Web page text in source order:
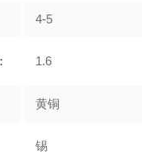
4-5
1.6
黄铜
锡